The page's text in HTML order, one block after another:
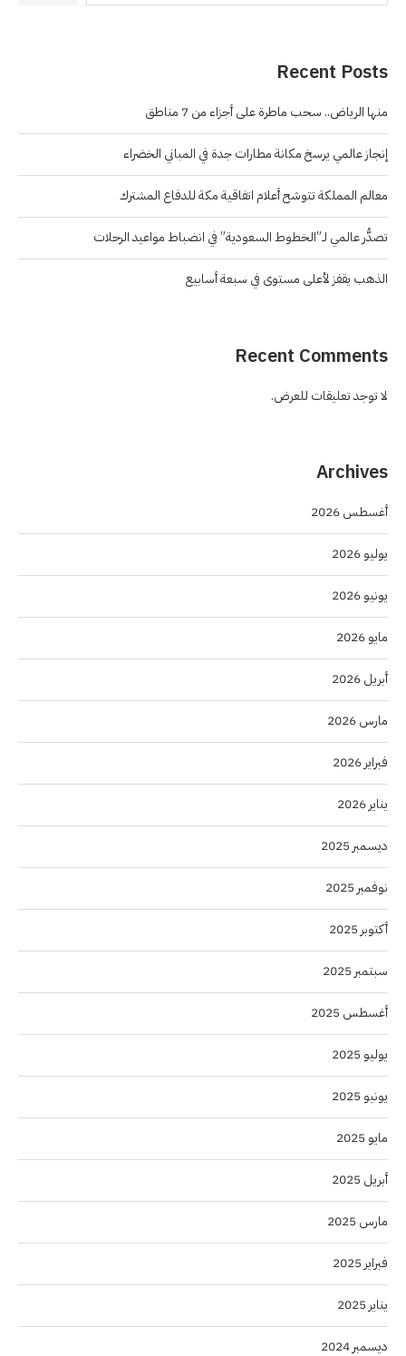
Recent Posts
منها الرياض.. سحب ماطرة على أجزاء من 7 مناطق
إنجاز عالمي يرسخ مكانة مطارات جدة في المباني الخضراء
معالم المملكة تتوشح أعلام اتفاقية مكة للدفاع المشترك
تصدُّر عالمي لـ”الخطوط السعودية” في انضباط مواعيد الرحلات
الذهب يقفز لأعلى مستوى في سبعة أسابيع
Recent Comments
لا توجد تعليقات للعرض.
Archives
أغسطس 2026
يوليو 2026
يونيو 2026
مايو 2026
أبريل 2026
مارس 2026
فبراير 2026
يناير 2026
ديسمبر 2025
نوفمبر 2025
أكتوبر 2025
سبتمبر 2025
أغسطس 2025
يوليو 2025
يونيو 2025
مايو 2025
أبريل 2025
مارس 2025
فبراير 2025
يناير 2025
ديسمبر 2024